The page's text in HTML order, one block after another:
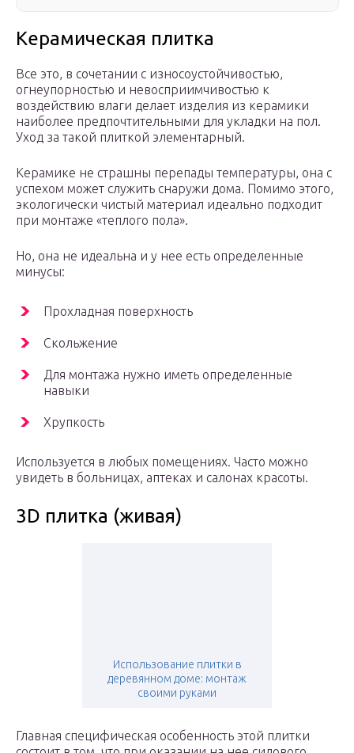
Керамическая плитка
Все это, в сочетании с износоустойчивостью,
огнеупорностью и невосприимчивостью к
воздействию влаги делает изделия из керамики
наиболее предпочтительными для укладки на пол.
Уход за такой плиткой элементарный.
Керамике не страшны перепады температуры, она с
успехом может служить снаружи дома. Помимо этого,
экологически чистый материал идеально подходит
при монтаже «теплого пола».
Но, она не идеальна и у нее есть определенные
минусы:
Прохладная поверхность
Скольжение
Для монтажа нужно иметь определенные
навыки
Хрупкость
Используется в любых помещениях. Часто можно
увидеть в больницах, аптеках и салонах красоты.
3D плитка (живая)
Использование плитки в
деревянном доме: монтаж
своими руками
Главная специфическая особенность этой плитки